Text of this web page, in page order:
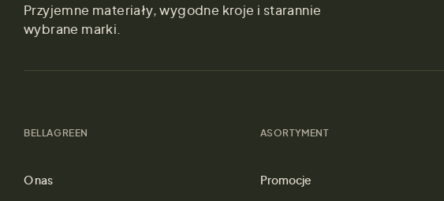
Przyjemne materiały, wygodne kroje i starannie
wybrane marki.
BELLAGREEN
O nas
ASORTYMENT
Promocje